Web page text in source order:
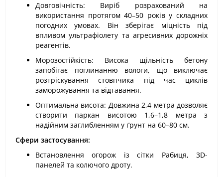
Довговічність: Виріб розрахований на
використання протягом 40–50 років у складних
погодних умовах. Він зберігає міцність під
впливом ультрафіолету та агресивних дорожніх
реагентів.
Морозостійкість: Висока щільність бетону
запобігає поглинанню вологи, що виключає
розтріскування стовпчика під час циклів
заморожування та відтавання.
Оптимальна висота: Довжина 2,4 метра дозволяє
створити паркан висотою 1,6–1,8 метра з
надійним заглибленням у ґрунт на 60–80 см.
Сфери застосування:
Встановлення огорож із сітки Рабиця, 3D-
панелей та колючого дроту.